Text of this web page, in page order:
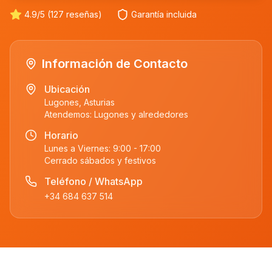
4.9/5 (127 reseñas) Garantía incluida
Información de Contacto
Ubicación
Lugones, Asturias
Atendemos: Lugones y alrededores
Horario
Lunes a Viernes: 9:00 - 17:00
Cerrado sábados y festivos
Teléfono / WhatsApp
+34 684 637 514